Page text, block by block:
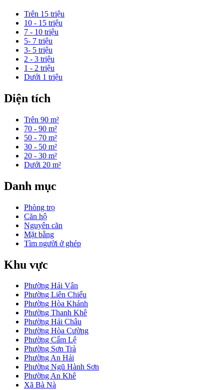
Trên 15 triệu
10 - 15 triệu
7 - 10 triệu
5- 7 triệu
3- 5 triệu
2 - 3 triệu
1 - 2 triệu
Dưới 1 triệu
Diện tích
Trên 90 m²
70 - 90 m²
50 - 70 m²
30 - 50 m²
20 - 30 m²
Dưới 20 m²
Danh mục
Phòng trọ
Căn hộ
Nguyên căn
Mặt bằng
Tìm người ở ghép
Khu vực
Phường Hải Vân
Phường Liên Chiểu
Phường Hòa Khánh
Phường Thanh Khê
Phường Hải Châu
Phường Hòa Cường
Phường Cẩm Lệ
Phường Sơn Trà
Phường An Hải
Phường Ngũ Hành Sơn
Phường An Khê
Xã Bà Nà